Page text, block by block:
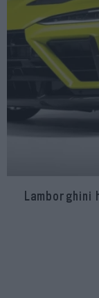
Lamborghini